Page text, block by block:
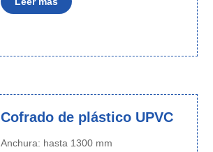
Cofrado de plástico UPVC
Anchura: hasta 1300 mm